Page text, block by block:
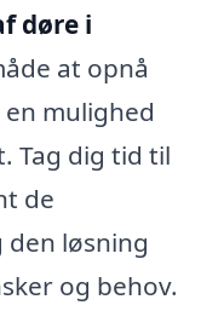
døre i
at opnå
mulighed
Tag dig tid til
de
løsning
og behov.